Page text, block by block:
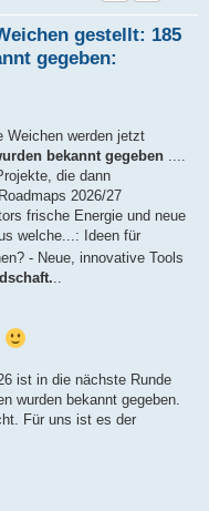
gestellt: 185
gegeben:
Weichen werden jetzt
bekannt gegeben
die dann
2026/27
frische Energie und neue
welche...: Ideen für
- Neue, innovative Tools
ist in die nächste Runde
wurden bekannt gegeben.
Für uns ist es der